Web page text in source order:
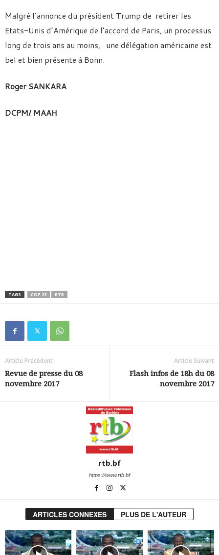
Malgré l’annonce du président Trump de retirer les
Etats-Unis d’Amérique de l’accord de Paris, un processus
long de trois ans au moins, une délégation américaine est
bel et bien présente à Bonn.
Roger SANKARA
DCPM/ MAAH
TAGS COP 23 RTB
Article Précédent
Revue de presse du 08
novembre 2017
Article Suivant
Flash infos de 18h du 08
novembre 2017
rtb.bf
https://www.rtb.bf
ARTICLES CONNEXES PLUS DE L'AUTEUR